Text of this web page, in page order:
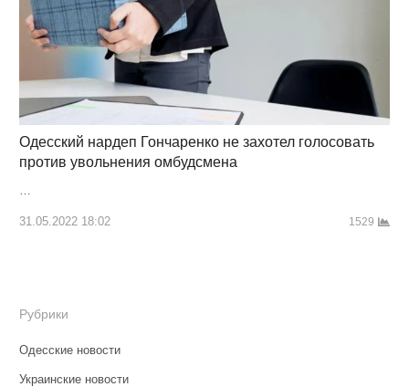
Одесский нардеп Гончаренко не захотел голосовать
против увольнения омбудсмена
…
31.05.2022 18:02 1529
Рубрики
Одесские новости
Украинские новости